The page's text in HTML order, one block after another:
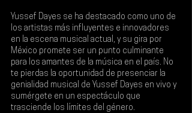
Yussef Dayes se ha destacado como uno de
los artistas más influyentes e innovadores
en la escena musical actual, y su gira por
México promete ser un punto culminante
para los amantes de la música en el país. No
te pierdas la oportunidad de presenciar la
genialidad musical de Yussef Dayes en vivo y
sumérgete en un espectáculo que
trasciende los límites del género.